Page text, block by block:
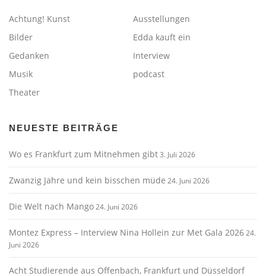
Achtung! Kunst
Ausstellungen
Bilder
Edda kauft ein
Gedanken
Interview
Musik
podcast
Theater
NEUESTE BEITRÄGE
Wo es Frankfurt zum Mitnehmen gibt3. Juli 2026
Zwanzig Jahre und kein bisschen müde 24. Juni 2026
Die Welt nach Mango24. Juni 2026
Montez Express – Interview Nina Hollein zur Met Gala 202624.
Juni 2026
Acht Studierende aus Offenbach, Frankfurt und Düsseldorf